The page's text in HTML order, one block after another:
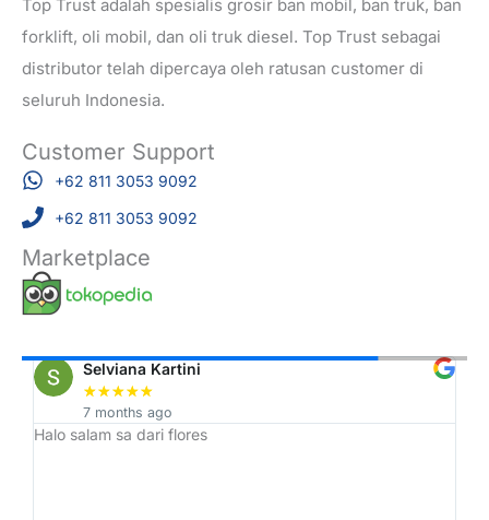
Top Trust adalah spesialis grosir ban mobil, ban truk, ban
forklift, oli mobil, dan oli truk diesel. Top Trust sebagai
distributor telah dipercaya oleh ratusan customer di
seluruh Indonesia.
Customer Support
+62 811 3053 9092
+62 811 3053 9092
Marketplace
Selviana Kartini
★★★★★
7 months ago
Halo salam sa dari flores